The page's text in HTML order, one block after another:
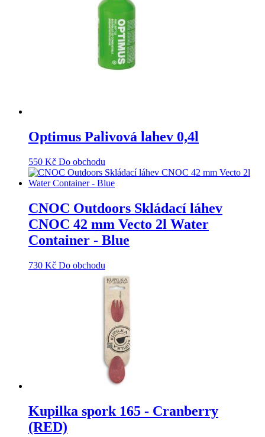
Optimus Palivová lahev 0,4l
550 Kč Do obchodu
CNOC Outdoors Skládací láhev
CNOC 42 mm Vecto 2l Water
Container - Blue
730 Kč Do obchodu
Kupilka spork 165 - Cranberry
(RED)